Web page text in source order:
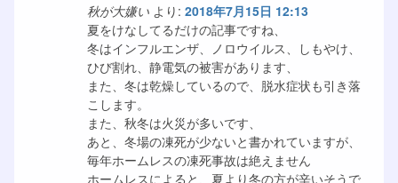
秋が大嫌い より: 2018年7月15日 12:13
夏をけなしてるだけの記事ですね、
冬はインフルエンザ、ノロウイルス、しもやけ、
ひび割れ、静電気の被害があります、
また、冬は乾燥しているので、脱水症状も引き落
こします。
また、秋冬は火災が多いです、
あと、冬場の凍死が少ないと書かれていますが、
毎年ホームレスの凍死事故は絶えません
ホームレスによると、夏より冬の方が辛いそうで